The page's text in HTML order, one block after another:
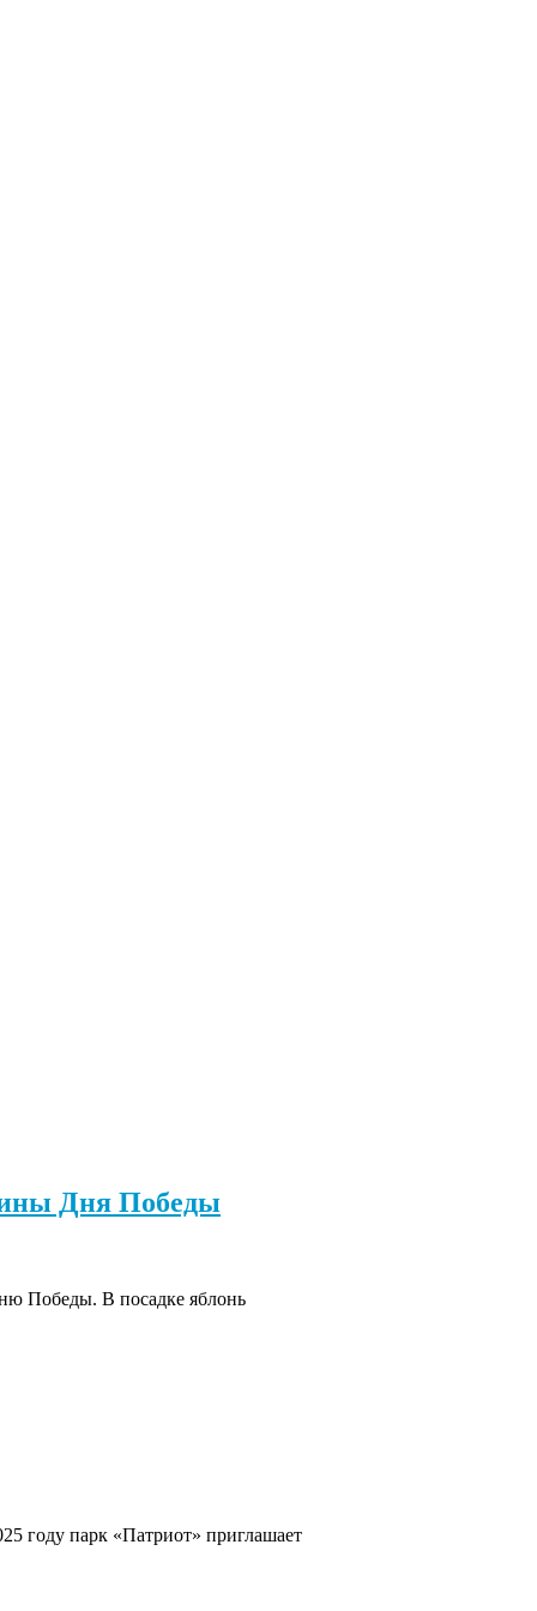
Дня Победы
Победы. В посадке яблонь
году парк «Патриот» приглашает